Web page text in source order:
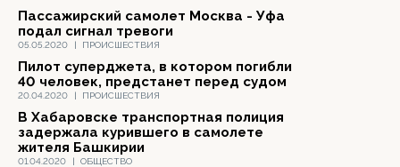
05.05.2020 | ПРОИСШЕСТВИЯ
Пассажирский самолет Москва - Уфа
подал сигнал тревоги
20.04.2020 | ПРОИСШЕСТВИЯ
Пилот суперджета, в котором погибли
40 человек, предстанет перед судом
01.04.2020 | ОБЩЕСТВО
В Хабаровске транспортная полиция
задержала курившего в самолете
жителя Башкирии